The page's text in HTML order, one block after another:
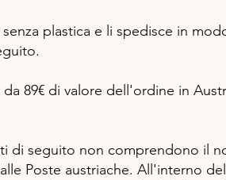
plastica e li spedisce in
89€ di valore dell'ordine in
di seguito non comprendono il
Poste austriache. All'interno